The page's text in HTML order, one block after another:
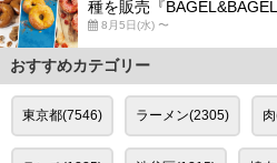
種を販売『BAGEL&BAGEL
8月5日(水) 〜
おすすめカテゴリー
東京都(7546) ラーメン(2305)